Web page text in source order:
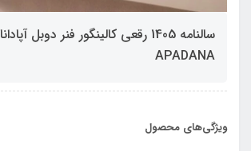
سالنامه 1405 رقعی کالینگور فنر دوبل آپادانا
APADANA
ویژگی‌های محصول